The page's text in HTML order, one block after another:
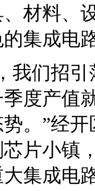
材料、
集成电
我们招
度产值
。”经
芯片小镇
集成电